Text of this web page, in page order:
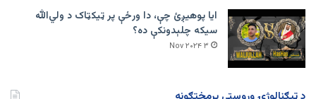
ایا پوهیږئ چې، دا ورځې پر ټيکټاک د ولي‌الله
سیکه چلېدونکې ده؟
۳ Nov ۲۰۲۴